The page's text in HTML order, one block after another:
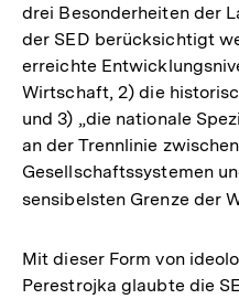
drei Besonderheiten der
der SED berücksichtigt
erreichte
Wirtschaft, 2) die
und 3) „die nationale
an der Trennlinie
Gesellschaftssystemen
sensibelsten Grenze der
Mit dieser Form von
Perestrojka glaubte die